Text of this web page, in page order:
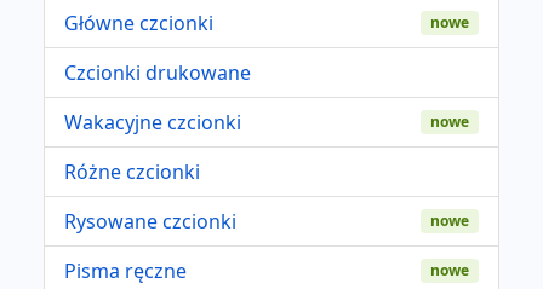
Główne czcionki nowe
Czcionki drukowane
Wakacyjne czcionki
nowe
Różne czcionki
Rysowane czcionki
nowe
Pisma ręczne nowe